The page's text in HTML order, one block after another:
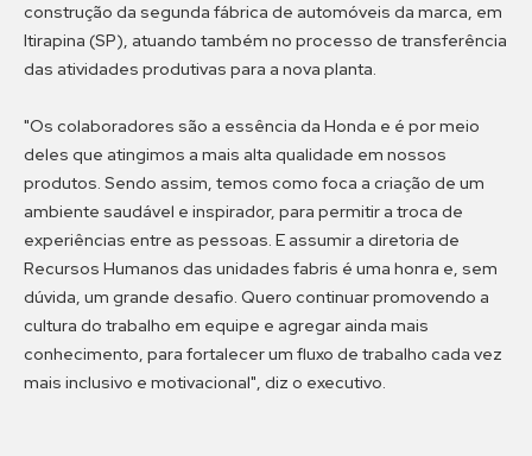
construção da segunda fábrica de automóveis da marca, em
Itirapina (SP), atuando também no processo de transferência
das atividades produtivas para a nova planta.
"Os colaboradores são a essência da Honda e é por meio
deles que atingimos a mais alta qualidade em nossos
produtos. Sendo assim, temos como foca a criação de um
ambiente saudável e inspirador, para permitir a troca de
experiências entre as pessoas. E assumir a diretoria de
Recursos Humanos das unidades fabris é uma honra e, sem
dúvida, um grande desafio. Quero continuar promovendo a
cultura do trabalho em equipe e agregar ainda mais
conhecimento, para fortalecer um fluxo de trabalho cada vez
mais inclusivo e motivacional", diz o executivo.